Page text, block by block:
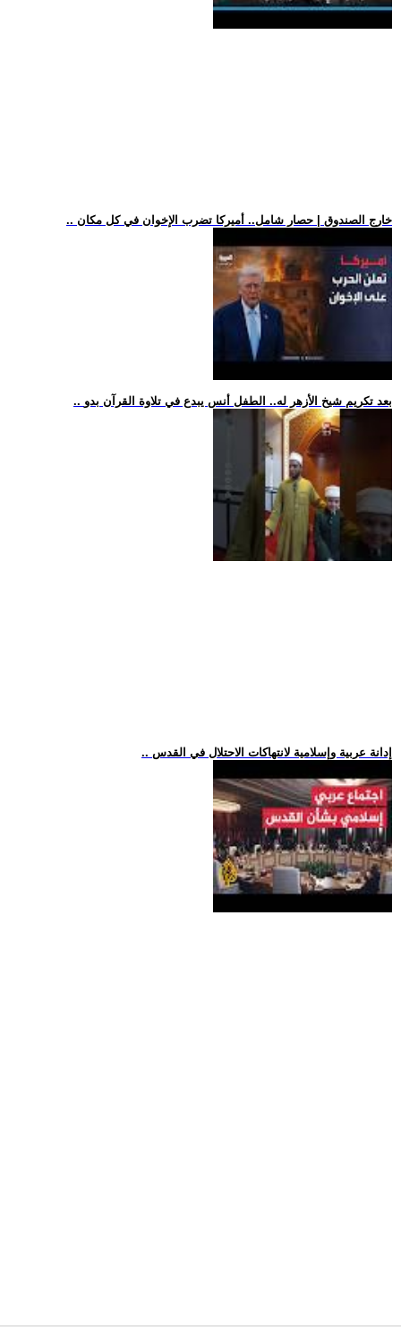
.. خارج الصندوق | حصار شامل.. أميركا تضرب الإخوان في كل مكان
.. بعد تكريم شيخ الأزهر له.. الطفل أنس يبدع في تلاوة القرآن بدو
.. إدانة عربية وإسلامية لانتهاكات الاحتلال في القدس